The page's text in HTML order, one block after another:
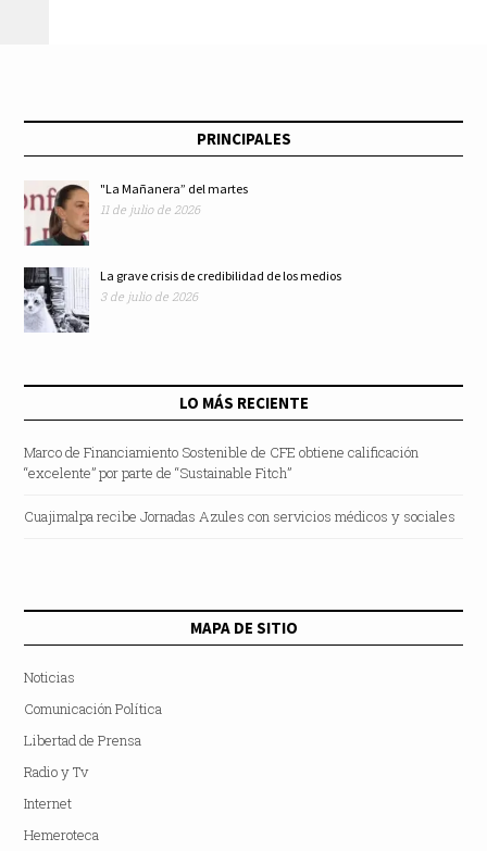
PRINCIPALES
"La Mañanera” del martes
11 de julio de 2026
La grave crisis de credibilidad de los medios
3 de julio de 2026
LO MÁS RECIENTE
Marco de Financiamiento Sostenible de CFE obtiene calificación
“excelente” por parte de “Sustainable Fitch”
Cuajimalpa recibe Jornadas Azules con servicios médicos y sociales
MAPA DE SITIO
Noticias
Comunicación Política
Libertad de Prensa
Radio y Tv
Internet
Hemeroteca